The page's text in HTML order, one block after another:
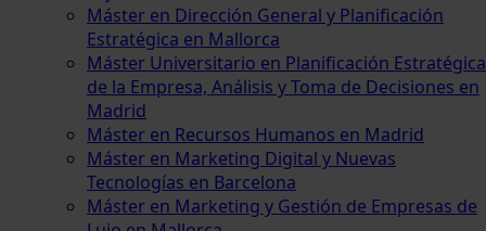
Máster en Dirección General y Planificación
Estratégica en Mallorca
Máster Universitario en Planificación Estratégica
de la Empresa, Análisis y Toma de Decisiones en
Madrid
Máster en Recursos Humanos en Madrid
Máster en Marketing Digital y Nuevas
Tecnologías en Barcelona
Máster en Marketing y Gestión de Empresas de